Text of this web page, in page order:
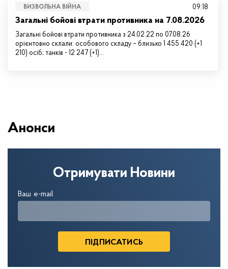
ВИЗВОЛЬНА ВІЙНА
Загальні бойові втрати противника на 7.08.2026
Загальні бойові втрати противника з 24.02.22 по 07.08.26
орієнтовно склали: особового складу – близько 1 455 420 (+1
210) осіб; танків - 12 247 (+1)…
09:18
Анонси
Отримувати Новини
Ваш e-mail